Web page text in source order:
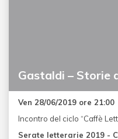
Gastaldi – Storie
Ven 28/06/2019 ore 21:00
Incontro del ciclo “Caffè
Serate letterarie 2019 -